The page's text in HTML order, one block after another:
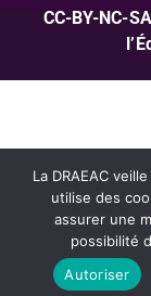
CC-BY-NC-
La DRAEAC
utilise des
assurer une
possibilité
Autoriser